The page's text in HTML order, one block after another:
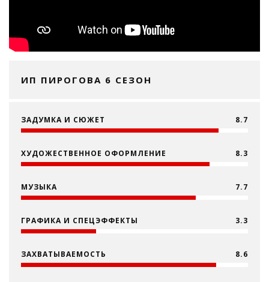
ИП ПИРОГОВА 6 СЕЗОН
ЗАДУМКА И СЮЖЕТ 8.7
ХУДОЖЕСТВЕННОЕ ОФОРМЛЕНИЕ 8.3
МУЗЫКА 7.7
ГРАФИКА И СПЕЦЭФФЕКТЫ 3.3
ЗАХВАТЫВАЕМОСТЬ 8.6